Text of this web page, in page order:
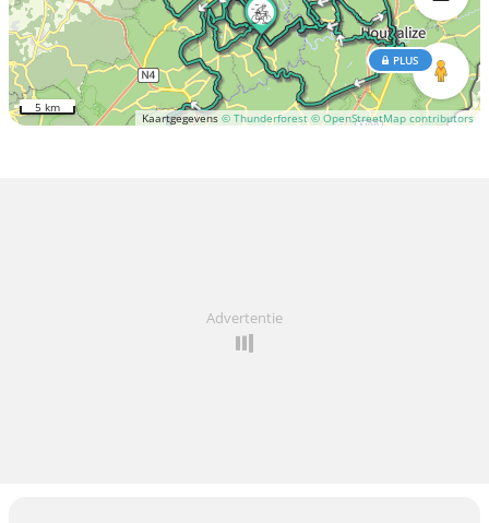
Kaartgegevens © Thunderforest © OpenStreetMap contributors
PLUS
5 km
Advertentie